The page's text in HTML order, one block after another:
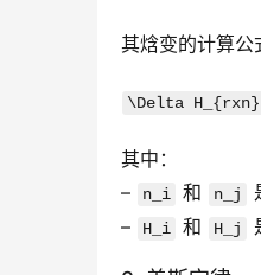
其焓变的计算公
\Delta
其中：
–
n_i 和 n_j
–
H_i 和 H_j